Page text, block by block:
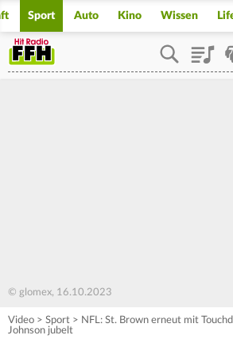
Sport Auto Kino Wissen
Playlist
© glomex, 16.10.2023
Video > Sport > NFL: St. Brown erneut mit
Johnson jubelt